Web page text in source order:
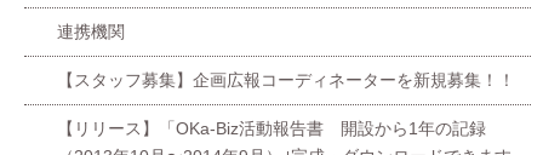
連携機関
【スタッフ募集】企画広報コーディネーターを新規募集！！
【リリース】「OKa-Biz活動報告書 開設から1年の記録